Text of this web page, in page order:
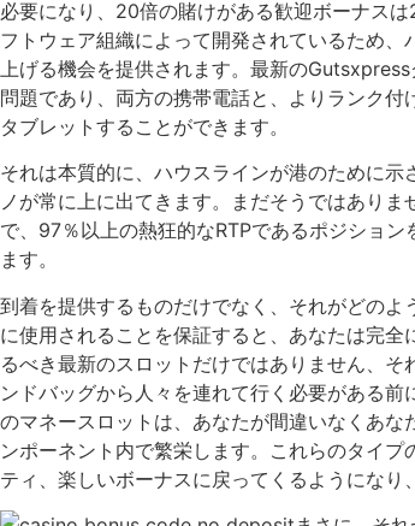
必要になり、20倍の賭けがある歓迎ボーナス
フトウェア組織によって開発されているため
上げる機会を提供されます。最新の
問題であり、両方の携帯電話と、よりランク
タブレットすることができます。
それは本質的に、ハウスラインが港のために
ノが常に上に出てきます。まだそうではあり
で、97％以上の熱狂的なRTPであるポジショ
ます。
到着を提供するものだけでなく、それがどの
に使用されることを保証すると、あなたは完
るべき最新のスロットだけではありません、
ンドバッグから人々を連れて行く必要がある
のマネースロットは、あなたが間違いなくあ
ンポーネント内で繁栄します。これらのタイ
ティ、楽しいボーナスに戻ってくるようになり